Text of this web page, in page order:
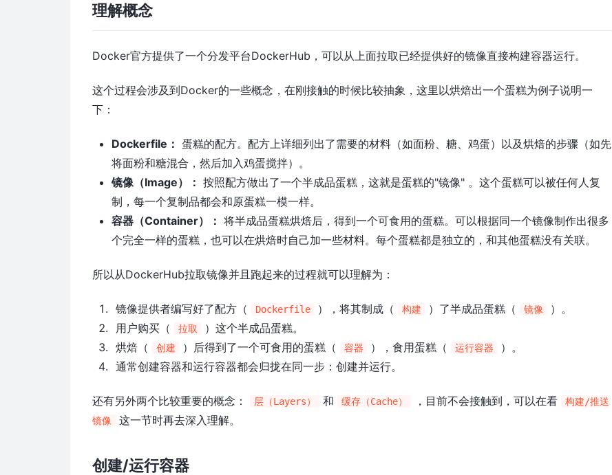
理解概念
Docker官方提供了一个分发平台DockerHub，可以从上面拉取已经提供好的镜像直接构建容器运行。
这个过程会涉及到Docker的一些概念，在刚接触的时候比较抽象，这里以烘焙出一个蛋糕为例子说明一
下：
Dockerfile： 蛋糕的配方。配方上详细列出了需要的材料（如面粉、糖、鸡蛋）以及烘焙的步骤（如先
将面粉和糖混合，然后加入鸡蛋搅拌）。
镜像（Image）： 按照配方做出了一个半成品蛋糕，这就是蛋糕的"镜像" 。这个蛋糕可以被任何人复
制，每一个复制品都会和原蛋糕一模一样。
容器（Container）： 将半成品蛋糕烘焙后，得到一个可食用的蛋糕。可以根据同一个镜像制作出很多
个完全一样的蛋糕，也可以在烘焙时自己加一些材料。每个蛋糕都是独立的，和其他蛋糕没有关联。
所以从DockerHub拉取镜像并且跑起来的过程就可以理解为：
镜像提供者编写好了配方（ Dockerfile ），将其制成（ 构建 ）了半成品蛋糕（ 镜像
）。
用户购买（
拉取
）这个半成品蛋糕。
烘焙（
创建 ）后得到了一个可食用的蛋糕（ 容器 ），食用蛋糕（ 运行容器
）。
通常创建容器和运行容器都会归拢在同一步：创建并运行。
还有另外两个比较重要的概念： 层（Layers） 和 缓存（Cache） ，目前不会接触到，可以在看
构建/推送
镜像
这一节时再去深入理解。
创建/运行容器